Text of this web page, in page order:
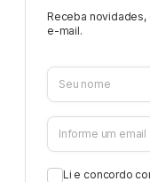
Receba
e-mail.
Li e concordo